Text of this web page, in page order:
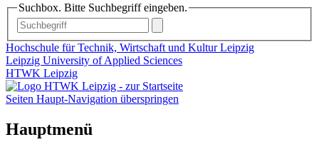
Suchbox. Bitte Suchbegriff eingeben.
Hochschule für Technik, Wirtschaft und Kultur Leipzig
Leipzig University of Applied Sciences
HTWK Leipzig
Seiten Haupt-Navigation überspringen
Hauptmenü